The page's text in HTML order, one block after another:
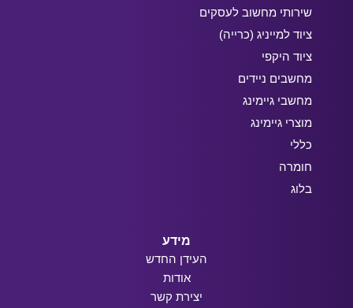
שירותי מחשוב לעסקים
ציוד למייניג (כרייה)
ציוד היקפי
מחשבים ניידים
מחשבי גיימינג
מוצרי גיימינג
כללי
חומרה
בלוג
מידע
העידן החדש
אודות
יצירת קשר